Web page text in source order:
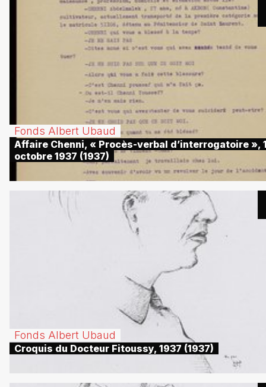
Fonds Albert Ubaud
Affaire Chenni, « Procès-verbal d’interrogatoire »,
octobre 1937 (1937)
Fonds Albert Ubaud
Croquis du Docteur Fitoussy, 1937 (1937)